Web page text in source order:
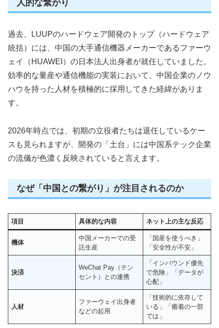
人的な繋がり
過去、LUUPのハードウェア開発のトップ（ハードウェア
統括）には、中国の大手通信機器メーカーであるファーウ
ェイ（HUAWEI）の日本法人出身者が就任していました。
効率的な量産や通信機能の実装において、中国企業のノウ
ハウを持った人材を積極的に採用してきた経緯がありま
す。
2026年時点では、初期の立役者たちは退任しているケー
スも見られますが、開発の「土台」には中国系テック企業
の流儀が色濃く反映されていると言えます。
なぜ「中国との繋がり」が注目されるのか
項目 具体的な内容 ネット上の主な反応
機体
中国メーカーでの受
託生産
「国産を使うべき」
「安全性が不安」
決済
WeChat Pay（テン
セント）との連携
「インバウンド優先
で危険」「データが
心配」
人材
ファーウェイ出身者
などの起用
「技術的に依存して
いる」「癒着の一部
では」